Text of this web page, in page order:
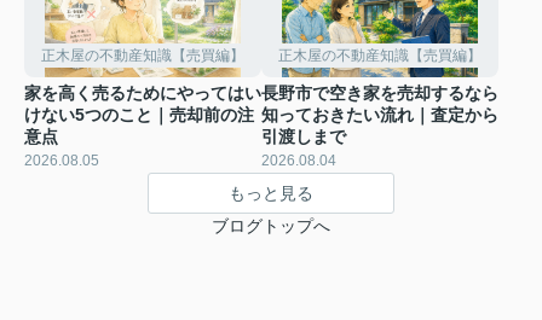
正木屋の不動産知識【売買編】
家を高く売るためにやってはい
けない5つのこと｜売却前の注
意点
2026.08.05
正木屋の不動産知識【売買編】
長野市で空き家を売却するなら
知っておきたい流れ｜査定から
引渡しまで
2026.08.04
もっと見る
ブログトップへ